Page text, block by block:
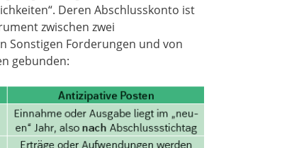
Deren Abschlusskonto ist
zwischen zwei
Sonstigen Forderungen und von
gebunden: